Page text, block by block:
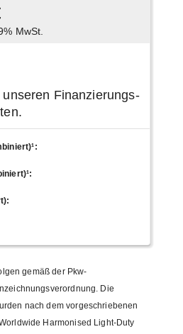
MwSt.
Finanzierungs-
:
:
:
gemäß der Pkw-
Die
nach dem vorgeschriebenen
Harmonised Light-Duty